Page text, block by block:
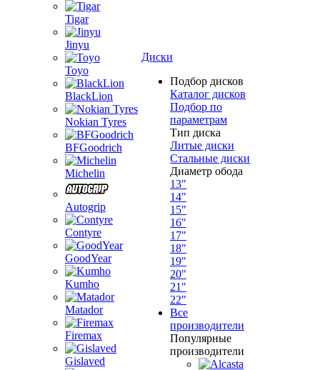
Tigar
Jinyu
Toyo
BlackLion
Nokian Tyres
BFGoodrich
Michelin
Autogrip
Contyre
GoodYear
Kumho
Matador
Firemax
Gislaved
Диски
Подбор дисков
Каталог дисков
Подбор по
параметрам
Тип диска
Литые диски
Стальные диски
Диаметр обода
13"
14"
15"
16"
17"
18"
19"
20"
21"
22"
Все
производители
Популярные
производители